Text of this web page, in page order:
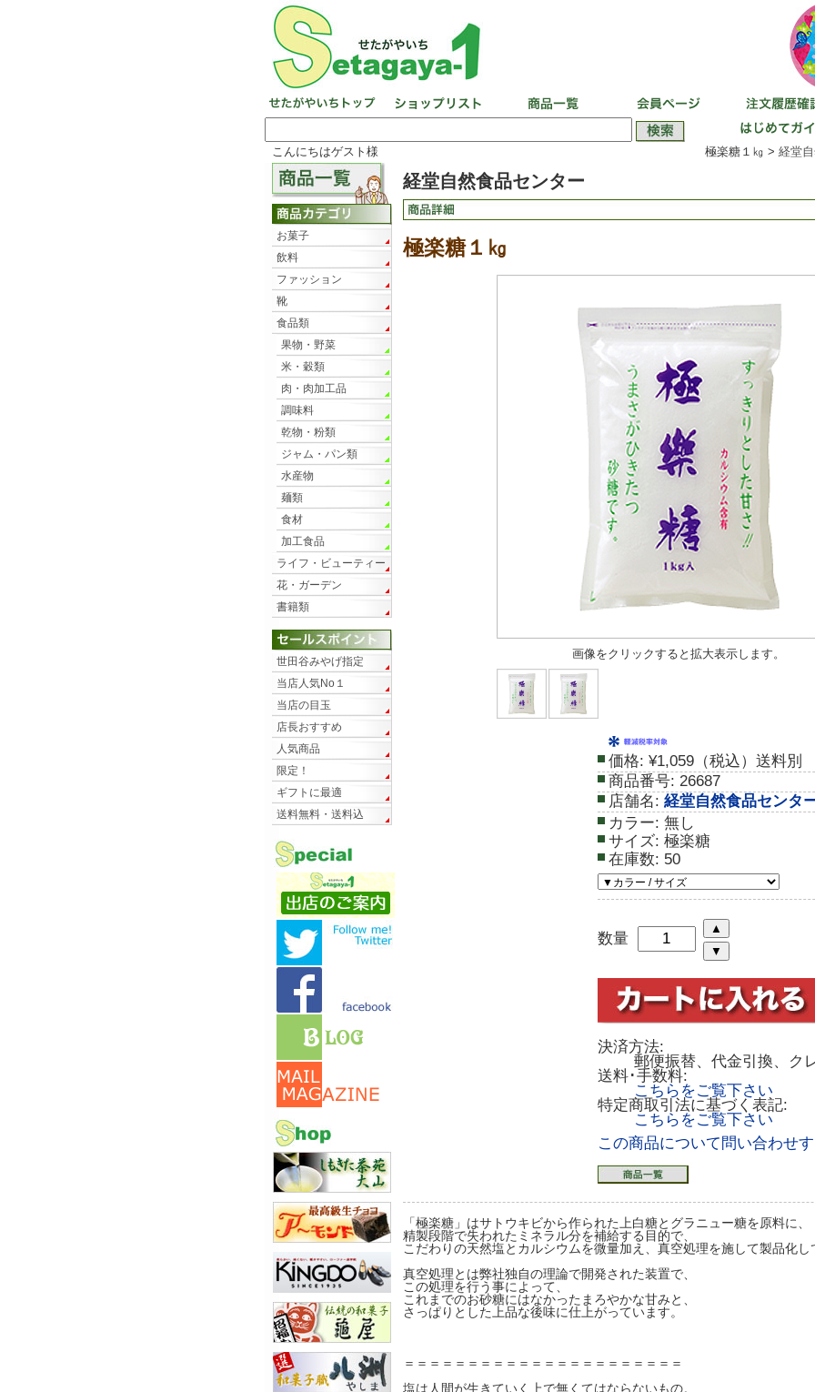
こんにちはゲスト様 極楽糖１㎏ > 経堂
経堂自然食品センター
極楽糖１㎏
画像をクリックすると拡大表示します。
価格: ¥1,059（税込）送料別
商品番号: 26687
店舗名: 経堂自然食品センタ
カラー: 無し
サイズ: 極楽糖
在庫数: 50
数量
決済方法:
郵便振替、代金引換、ク
送料･手数料:
こちらをご覧下さい
特定商取引法に基づく表記:
こちらをご覧下さい
この商品について問い合わせ
「極楽糖」はサトウキビから作られた上白糖とグラニュー糖を原料に、
精製段階で失われたミネラル分を補給する目的で、
こだわりの天然塩とカルシウムを微量加え、真空処理を施して製品化し
真空処理とは弊社独自の理論で開発された装置で、
この処理を行う事によって、
これまでのお砂糖にはなかったまろやかな甘みと、
さっぱりとした上品な後味に仕上がっています。
＝＝＝＝＝＝＝＝＝＝＝＝＝＝＝＝＝＝＝＝＝＝
塩は人間が生きていく上で無くてはならないもの。
お菓子
飲料
ファッション
靴
食品類
果物・野菜
米・穀類
肉・肉加工品
調味料
乾物・粉類
ジャム・パン類
水産物
麺類
食材
加工食品
ライフ・ビューティー
花・ガーデン
書籍類
世田谷みやげ指定
当店人気No１
当店の目玉
店長おすすめ
人気商品
限定！
ギフトに最適
送料無料・送料込